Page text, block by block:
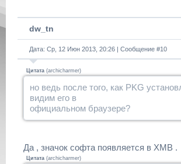
dw_tn
Дата: Ср, 12 Июн 2013, 20:26 | Сообщение #10
Цитата (archicharmer)
но ведь после того, как PKG
видим его в
официальном браузере?
Да , значок софта появляется в XMB .
Цитата (archicharmer)